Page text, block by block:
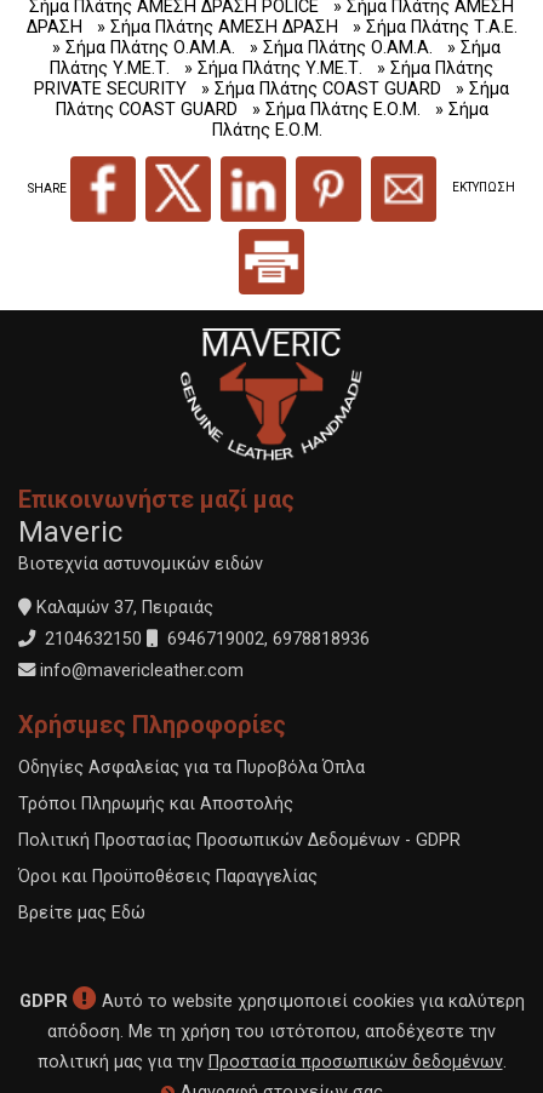
Σήμα Πλάτης ΑΜΕΣΗ ΔΡΑΣΗ POLICE
» Σήμα Πλάτης ΑΜΕΣΗ
ΔΡΑΣΗ
» Σήμα Πλάτης ΑΜΕΣΗ ΔΡΑΣΗ
» Σήμα Πλάτης Τ.Α.Ε.
» Σήμα Πλάτης Ο.ΑΜ.Α.
» Σήμα Πλάτης Ο.ΑΜ.Α.
» Σήμα
Πλάτης Υ.ΜΕ.Τ.
» Σήμα Πλάτης Υ.ΜΕ.Τ.
» Σήμα Πλάτης
PRIVATE SECURITY
» Σήμα Πλάτης COAST GUARD
» Σήμα
Πλάτης COAST GUARD
» Σήμα Πλάτης Ε.Ο.Μ.
» Σήμα
Πλάτης Ε.Ο.Μ.
SHARE ΕΚΤΥΠΩΣΗ
Επικοινωνήστε μαζί μας
Maveric
Βιοτεχνία αστυνομικών ειδών
Καλαμών 37, Πειραιάς
2104632150
6946719002, 6978818936
info@mavericleather.com
Χρήσιμες Πληροφορίες
Οδηγίες Ασφαλείας για τα Πυροβόλα Όπλα
Τρόποι Πληρωμής και Αποστολής
Πολιτική Προστασίας Προσωπικών Δεδομένων - GDPR
Όροι και Προϋποθέσεις Παραγγελίας
Βρείτε μας Εδώ
GDPR
Αυτό το website χρησιμοποιεί cookies για καλύτερη
απόδοση. Με τη χρήση του ιστότοπου, αποδέχεστε την
πολιτική μας για την Προστασία προσωπικών δεδομένων.